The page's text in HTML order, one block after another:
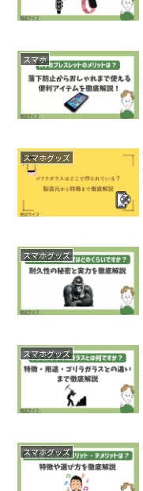
スマホ
スマホグッズ
スマホグッズ
スマホグッズ
スマホグッズ